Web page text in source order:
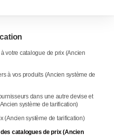
votre catalogue de prix (Ancien
à vos produits (Ancien système de
dans une autre devise et
système de tarification)
(Ancien système de tarification)
catalogues de prix (Ancien